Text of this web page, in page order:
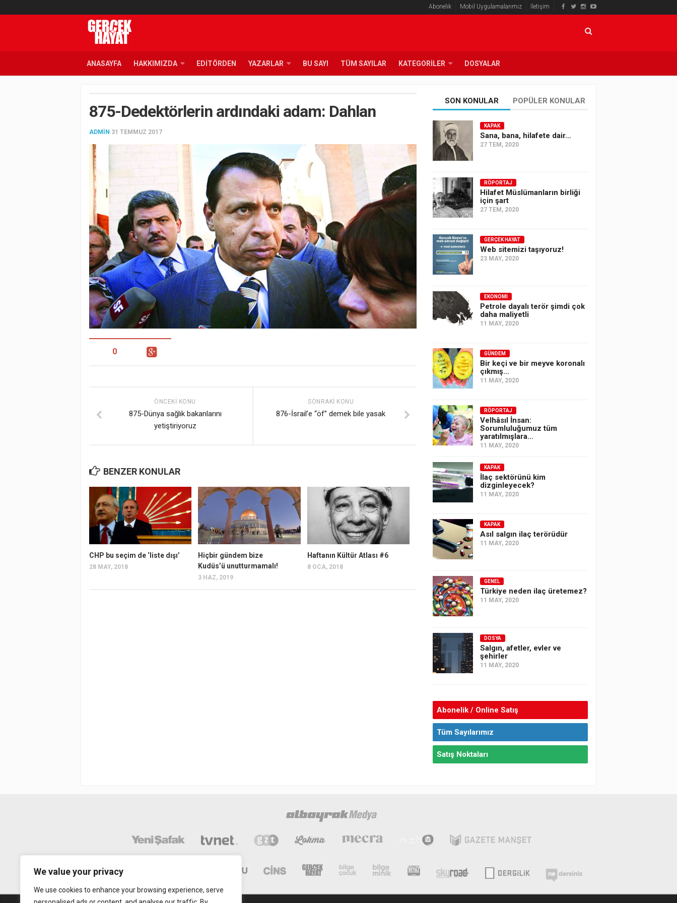
We value your privacy
We use cookies to enhance your browsing experience, serve
Abonelik Mobil Uygulamalarımız İletişim
ANASAYFA HAKKIMIZDA EDITÖRDEN YAZARLAR BU SAYI TÜM SAYILAR KATEGORILER DOSYALAR
875-Dedektörlerin ardındaki adam: Dahlan
ADMIN 31 TEMMUZ 2017
0
SONRAKI KONU
876-İsrail’e “öf” demek bile yasak
ÖNCEKI KONU
875-Dünya sağlık bakanlarını
yetiştiriyoruz
BENZER KONULAR
CHP bu seçim de ‘liste dışı’
28 MAY, 2018
Hiçbir gündem bize
Kudüs’ü unutturmamalı!
3 HAZ, 2019
Haftanın Kültür Atlası #6
8 OCA, 2018
SON KONULAR POPÜLER KONULAR
KAPAK
Sana, bana, hilafete dair…
27 TEM, 2020
RÖPORTAJ
Hilafet Müslümanların birliği
için şart
27 TEM, 2020
GERÇEK HAYAT
Web sitemizi taşıyoruz!
23 MAY, 2020
EKONOMI
Petrole dayalı terör şimdi çok
daha maliyetli
11 MAY, 2020
GÜNDEM
Bir keçi ve bir meyve koronalı
çıkmış…
11 MAY, 2020
RÖPORTAJ
Velhâsıl İnsan:
Sorumluluğumuz tüm
yaratılmışlara…
11 MAY, 2020
KAPAK
İlaç sektörünü kim
dizginleyecek?
11 MAY, 2020
KAPAK
Asıl salgın ilaç terörüdür
11 MAY, 2020
GENEL
Türkiye neden ilaç üretemez?
11 MAY, 2020
DOSYA
Salgın, afetler, evler ve
şehirler
11 MAY, 2020
Abonelik / Online Satış
Tüm Sayılarımız
Satış Noktaları